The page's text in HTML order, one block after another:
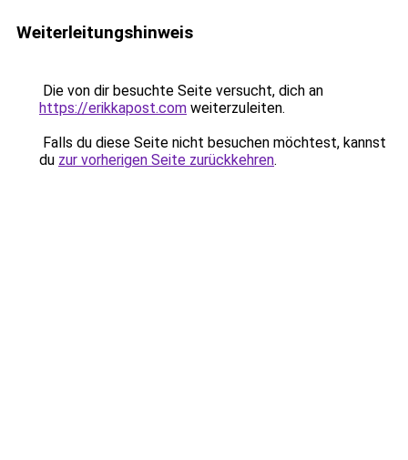
Weiterleitungshinweis
Die von dir besuchte Seite versucht, dich an
https://erikkapost.com weiterzuleiten.
Falls du diese Seite nicht besuchen möchtest, kannst
du zur vorherigen Seite zurückkehren.